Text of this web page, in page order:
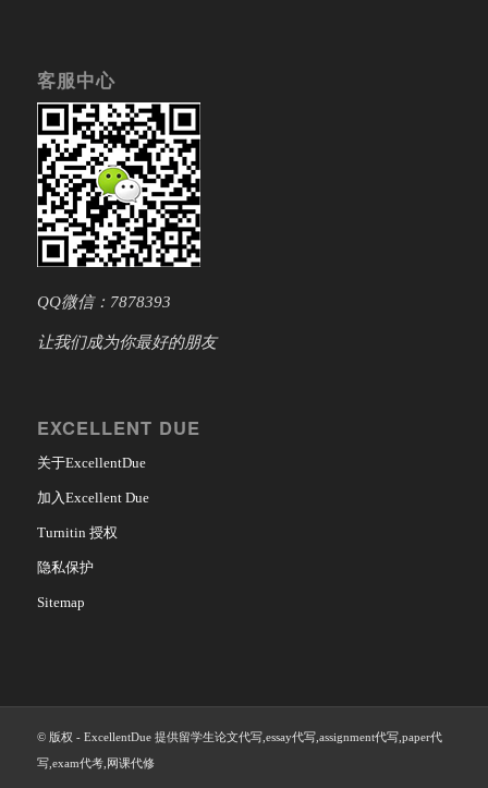
客服中心
QQ微信：7878393
让我们成为你最好的朋友
EXCELLENT DUE
关于ExcellentDue
加入Excellent Due
Turnitin 授权
隐私保护
Sitemap
© 版权 - ExcellentDue 提供留学生论文代写,essay代写,assignment代写,paper代
写,exam代考,网课代修